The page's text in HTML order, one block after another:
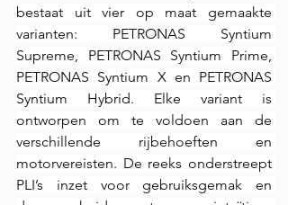
bestaat uit vier op maat gemaakte
varianten: PETRONAS Syntium
Supreme, PETRONAS Syntium Prime,
PETRONAS Syntium X en PETRONAS
Syntium Hybrid. Elke variant is
ontworpen om te voldoen aan de
verschillende rijbehoeften en
motorvereisten. De reeks onderstreept
PLI’s inzet voor gebruiksgemak en